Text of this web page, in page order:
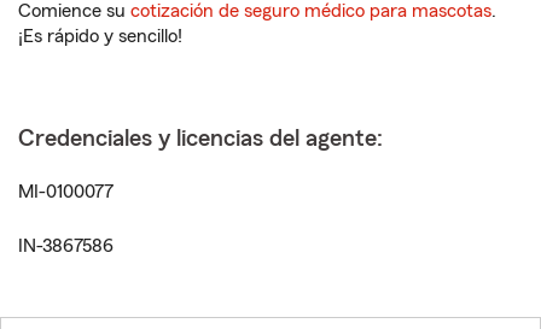
Comience su cotización de seguro médico para mascotas.
¡Es rápido y sencillo!
Credenciales y licencias del agente:
MI-0100077
IN-3867586